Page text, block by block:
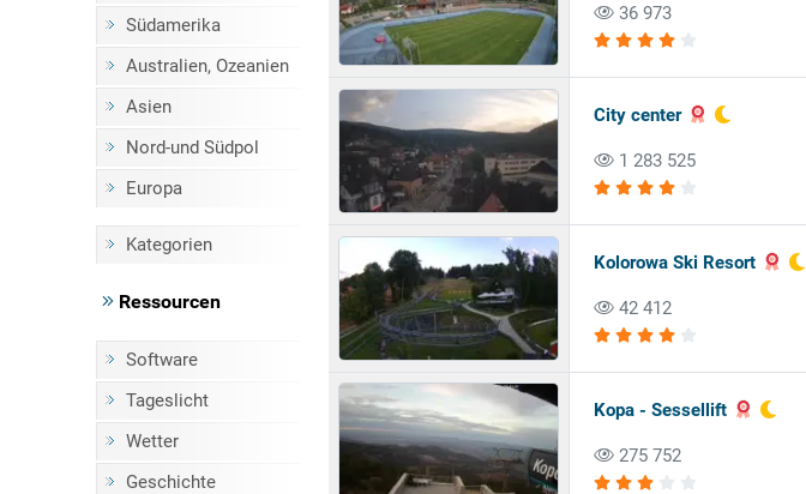
Südamerika
Australien, Ozeanien
Asien
Nord-und Südpol
Europa
Kategorien
Ressourcen
Software
Tageslicht
Wetter
Geschichte
36 973
City center
1 283 525
Kolorowa Ski Resort
42 412
Kopa - Sessellift
275 752